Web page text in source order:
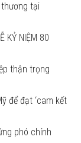
thương tại
KỶ NIỆM 80
thận trọng
để đạt ‘cam kết
phó chính